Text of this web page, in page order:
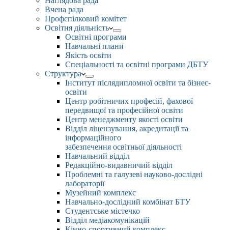
Вчена рада
Профспілковий комітет
Освітня діяльність
Освітні програми
Навчальні плани
Якість освіти
Спеціальності та освітні програми ДБТУ
Структура
Інститут післядипломної освіти та бізнес-
освіти
Центр робітничих професій, фахової
передвищої та професійної освіти
Центр менеджменту якості освіти
Відділ ліцензування, акредитації та
інформаційного
забезпечення освітньої діяльності
Навчальний відділ
Редакційно-видавничий відділ
Проблемні та галузеві науково-дослідні
лабораторії
Музейний комплекс
Навчально-дослідний комбінат БТУ
Студентське містечко
Відділ медіакомунікацій